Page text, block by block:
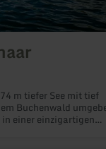
m tiefer See mit tief
Buchenwald
einer einzigartigen